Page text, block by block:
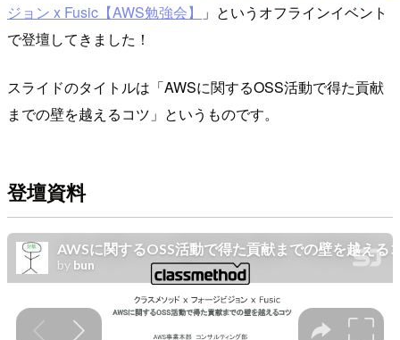
ジョン x Fusic【AWS勉強会】
」というオフラインイベント
で登壇してきました！
スライドのタイトルは「AWSに関するOSS活動で得た貢献
までの壁を越えるコツ」というものです。
登壇資料